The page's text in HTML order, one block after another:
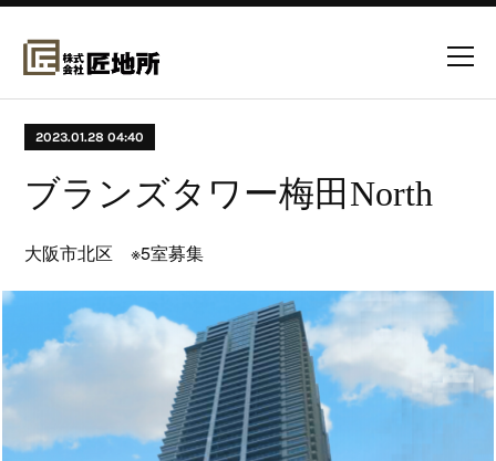
2023.01.28 04:40
ブランズタワー梅田North
大阪市北区 ※5室募集